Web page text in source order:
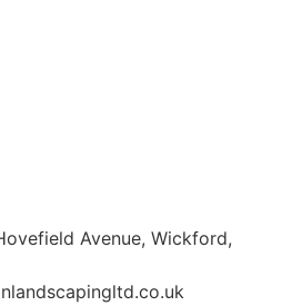
Avenue, Wickford,